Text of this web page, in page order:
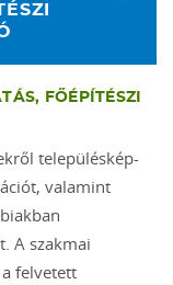
FŐÉPÍTÉSZI
településkép-
valamint
A szakmai
felvetett